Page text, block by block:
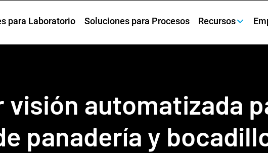
para Laboratorio Soluciones para Procesos Recursos
automatizada
panadería y